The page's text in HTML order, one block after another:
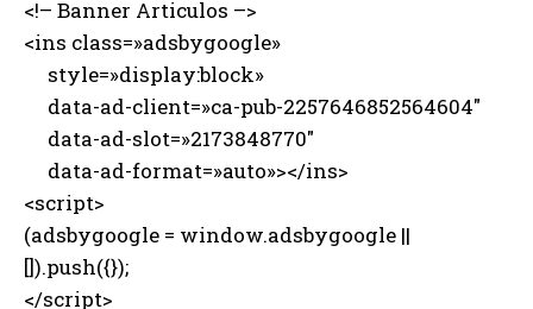
<!– Banner Articulos –>
<ins class=»adsbygoogle»
style=»display:block»
data-ad-client=»ca-pub-2257646852564604″
data-ad-slot=»2173848770″
data-ad-format=»auto»></ins>
<script>
(adsbygoogle = window.adsbygoogle ||
[]).push({});
</script>